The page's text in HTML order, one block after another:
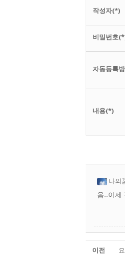
작성자(*)
비밀번호
자동등록방
내용(*)
나의
음..이제
이전